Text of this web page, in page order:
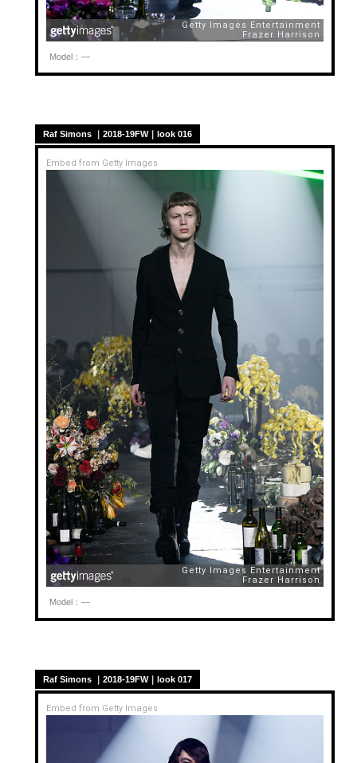
Model：—
Raf Simons ｜2018-19FW｜look 016
Embed from Getty Images
Model：—
Raf Simons ｜2018-19FW｜look 017
Embed from Getty Images